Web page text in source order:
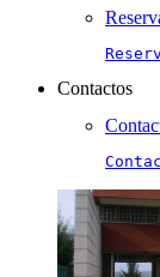
Contactos